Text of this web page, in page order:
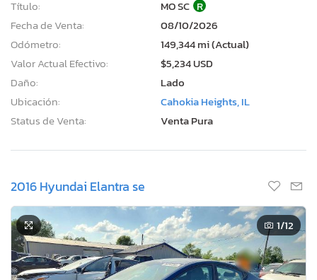
Título:
MO SC R
Fecha de Venta:
08/10/2026
Odómetro:
149,344 mi (Actual)
Valor Actual Efectivo:
$5,234 USD
Daño:
Lado
Ubicación:
Cahokia Heights, IL
Status de Venta:
Venta Pura
2016 Hyundai Elantra se
1/12